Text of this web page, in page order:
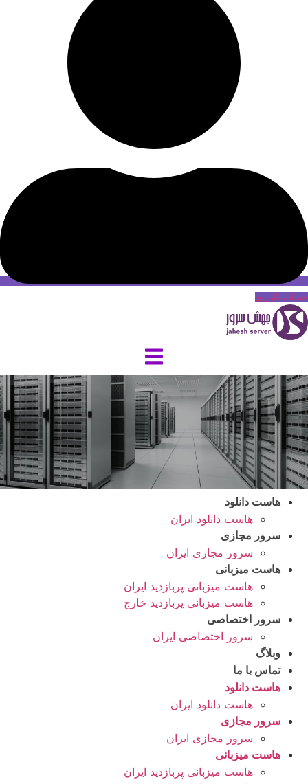
حساب کاربری
هاست دانلود
هاست دانلود ایران
سرور مجازی
سرور مجازی ایران
هاست میزبانی
هاست میزبانی پربازدید ایران
هاست میزبانی پربازدید خارج
سرور اختصاصی
سرور اختصاصی ایران
وبلاگ
تماس با ما
هاست دانلود
هاست دانلود ایران
سرور مجازی
سرور مجازی ایران
هاست میزبانی
هاست میزبانی پربازدید ایران